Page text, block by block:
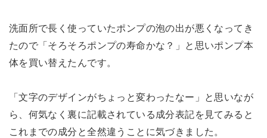
洗面所で長く使っていたポンプの泡の出が悪くなってき
たので「そろそろポンプの寿命かな？」と思いポンプ本
体を買い替えたんです。
「文字のデザインがちょっと変わったなー」と思いなが
ら、何気なく裏に記載されている成分表記を見てみると
これまでの成分と全然違うことに気づきました。